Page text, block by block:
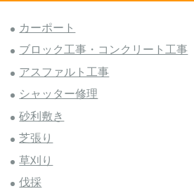
カーポート
ブロック工事・コンクリート工事
アスファルト工事
シャッター修理
砂利敷き
芝張り
草刈り
伐採